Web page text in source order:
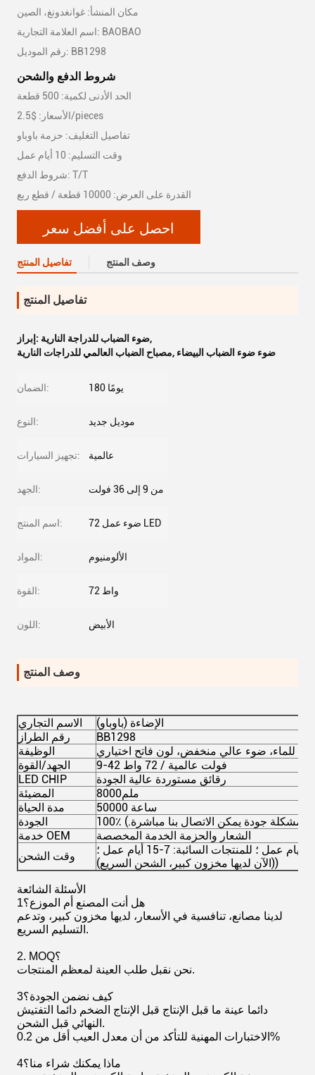
مكان المنشأ: غوانغدونغ، الصين
اسم العلامة التجارية: BAOBAO
رقم الموديل: BB1298
شروط الدفع والشحن
الحد الأدنى لكمية: 500 قطعة
الأسعار: $2.5/pieces
تفاصيل التغليف: حزمة باوباو
وقت التسليم: 10 أيام عمل
شروط الدفع: T/T
القدرة على العرض: 10000 قطعة / قطع ربع
احصل على أفضل سعر
تفاصيل المنتج وصف المنتج
تفاصيل المنتج
إبراز: ضوء الضباب للدراجة النارية,
مصباح الضباب العالمي للدراجات النارية, ضوء ضوء الضباب البيضاء
الضمان: 180 يومًا
النوع: موديل جديد
تجهيز السيارات: عالمية
الجهد: من 9 إلى 36 فولت
اسم المنتج: 72 ضوء عمل LED
المواد: الألومنيوم
القوة: 72 واط
اللون: الأبيض
وصف المنتج
الاسم التجاري
(باوباو) الإضاءة
رقم الطراز
BB1298
الوظيفة
للماء، ضوء عالي منخفض، لون فاتح اختياري
الجهد/القوة
9-42 فولت عالمية / 72 واط
LED CHIP
رقائق مستوردة عالية الجودة
المضيئة
8000ملم
مدة الحياة
50000 ساعة
الجودة
((أي مشكلة جودة يمكن الاتصال بنا مباشرة.)
خدمة OEM
الشعار والحزمة الخدمة المخصصة
وقت الشحن
(الآن لديها مخزون كبير، الشحن السريع))
الأسئلة الشائعة
1هل أنت المصنع أم الموزع؟
لدينا مصانع، تنافسية في الأسعار، لديها مخزون كبير، وتدعم
التسليم السريع.
2. MOQ؟
نحن نقبل طلب العينة لمعظم المنتجات.
3كيف نضمن الجودة؟
دائما عينة ما قبل الإنتاج قبل الإنتاج الضخم دائما التفتيش
النهائي قبل الشحن.
الاختبارات المهنية للتأكد من أن معدل العيب أقل من 0.2%
4ماذا يمكنك شراء منا؟